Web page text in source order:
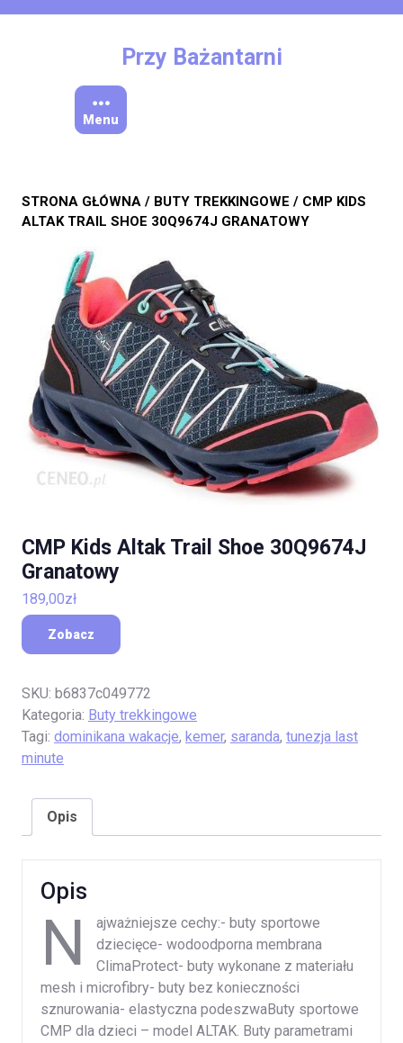
Przy Bażantarni
Menu
STRONA GŁÓWNA / BUTY TREKKINGOWE / CMP KIDS
ALTAK TRAIL SHOE 30Q9674J GRANATOWY
CMP Kids Altak Trail Shoe 30Q9674J
Granatowy
189,00zł
Zobacz
SKU: b6837c049772
Kategoria: Buty trekkingowe
Tagi: dominikana wakacje, kemer, saranda, tunezja last
minute
Opis
Opis
N
ajważniejsze cechy:- buty sportowe
dziecięce- wodoodporna membrana
ClimaProtect- buty wykonane z materiału
mesh i microfibry- buty bez konieczności
sznurowania- elastyczna podeszwaButy sportowe
CMP dla dzieci – model ALTAK. Buty parametrami